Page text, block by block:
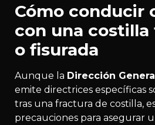
Cómo conducir
con una
o fisurada
Aunque la Dirección
emite directrices específicas
tras una fractura de costilla,
precauciones para asegurar